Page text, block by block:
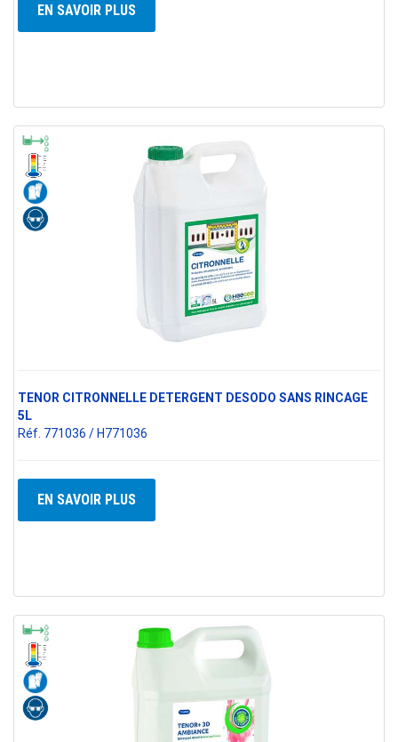
EN SAVOIR PLUS
TENOR CITRONNELLE DETERGENT DESODO SANS RINCAGE
5L
Réf. 771036 / H771036
EN SAVOIR PLUS